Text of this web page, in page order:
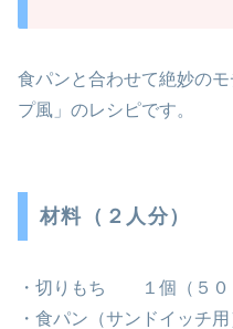
食パンと合わせて絶妙の
プ風」のレシピです。
材料（２人分）
・切りもち １個（５０
・食パン（サンドイッ